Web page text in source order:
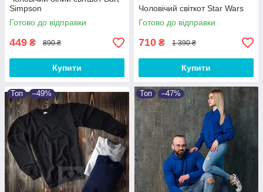
Simpson
Готово до відправки
449 ₴ 890 ₴
Купити
Чоловічий світкот Star Wars
Готово до відправки
710 ₴ 1 390 ₴
Купити
Топ –49% Топ –47%